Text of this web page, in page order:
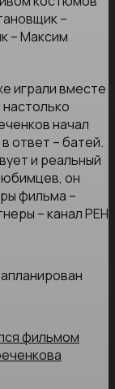
–
– Максим
играли вместе
начал
ответ – батей.
и реальный
он
фильма –
– канал РЕН
фильмом